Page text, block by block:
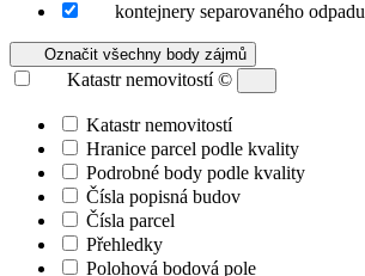
kontejnery separovaného odpadu
Označit všechny body zájmů
Katastr nemovitostí©
Katastr nemovitostí
Hranice parcel podle kvality
Podrobné body podle kvality
Čísla popisná budov
Čísla parcel
Přehledky
Polohová bodová pole